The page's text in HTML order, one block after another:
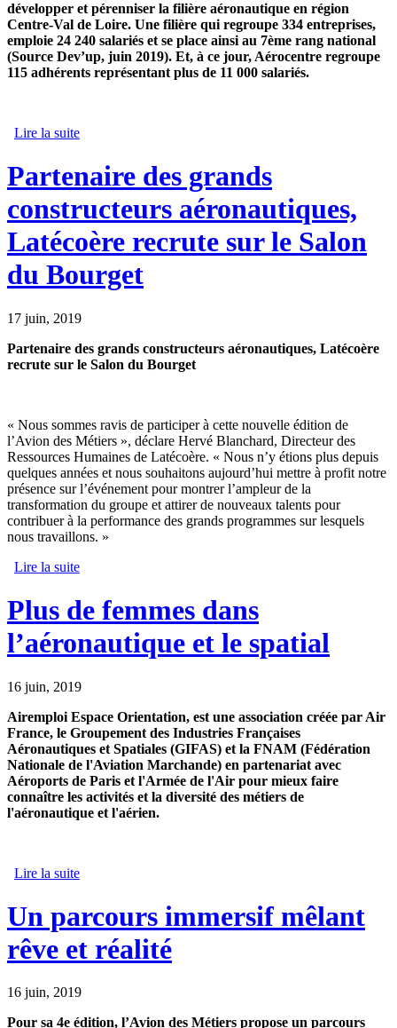
développer et pérenniser la filière aéronautique en région
Centre-Val de Loire. Une filière qui regroupe 334 entreprises,
emploie 24 240 salariés et se place ainsi au 7ème rang national
(Source Dev’up, juin 2019). Et, à ce jour, Aérocentre regroupe
115 adhérents représentant plus de 11 000 salariés.
Lire la suite
Partenaire des grands
constructeurs aéronautiques,
Latécoère recrute sur le Salon
du Bourget
17 juin, 2019
Partenaire des grands constructeurs aéronautiques, Latécoère
recrute sur le Salon du Bourget
« Nous sommes ravis de participer à cette nouvelle édition de
l’Avion des Métiers », déclare Hervé Blanchard, Directeur des
Ressources Humaines de Latécoère. « Nous n’y étions plus depuis
quelques années et nous souhaitons aujourd’hui mettre à profit notre
présence sur l’événement pour montrer l’ampleur de la
transformation du groupe et attirer de nouveaux talents pour
contribuer à la performance des grands programmes sur lesquels
nous travaillons. »
Lire la suite
Plus de femmes dans
l’aéronautique et le spatial
16 juin, 2019
Airemploi Espace Orientation, est une association créée par Air
France, le Groupement des Industries Françaises
Aéronautiques et Spatiales (GIFAS) et la FNAM (Fédération
Nationale de l'Aviation Marchande) en partenariat avec
Aéroports de Paris et l'Armée de l'Air pour mieux faire
connaître les activités et la diversité des métiers de
l'aéronautique et l'aérien.
Lire la suite
Un parcours immersif mêlant
rêve et réalité
16 juin, 2019
Pour sa 4e édition, l’Avion des Métiers propose un parcours